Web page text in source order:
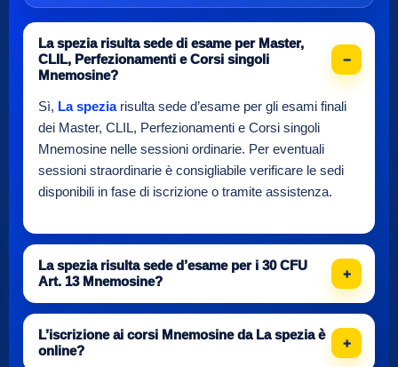
La spezia risulta sede di esame per Master,
CLIL, Perfezionamenti e Corsi singoli
Mnemosine?
Sì, La speziarisulta sede d’esame per gli esami finali
dei Master, CLIL, Perfezionamenti e Corsi singoli
Mnemosine nelle sessioni ordinarie. Per eventuali
sessioni straordinarie è consigliabile verificare le sedi
disponibili in fase di iscrizione o tramite assistenza.
La spezia risulta sede d’esame per i 30 CFU
Art. 13 Mnemosine?
L’iscrizione ai corsi Mnemosine da La spezia è
online?